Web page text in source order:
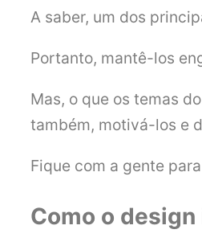
A saber, um dos
Portanto, mantê-los
Mas, o que os temas
também, motivá-los e
Fique com a gente
Como o